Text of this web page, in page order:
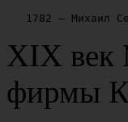
XIX век
фирмы